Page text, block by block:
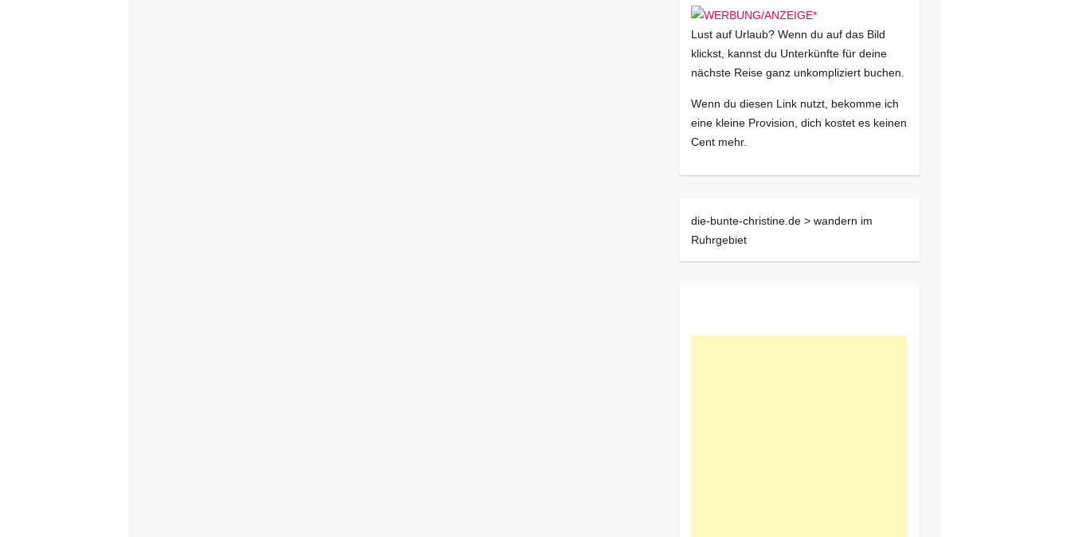
Lust auf Urlaub? Wenn du auf das Bild
klickst, kannst du Unterkünfte für deine
nächste Reise ganz unkompliziert buchen.
Wenn du diesen Link nutzt, bekomme ich
eine kleine Provision, dich kostet es keinen
Cent mehr.
die-bunte-christine.de > wandern im
Ruhrgebiet